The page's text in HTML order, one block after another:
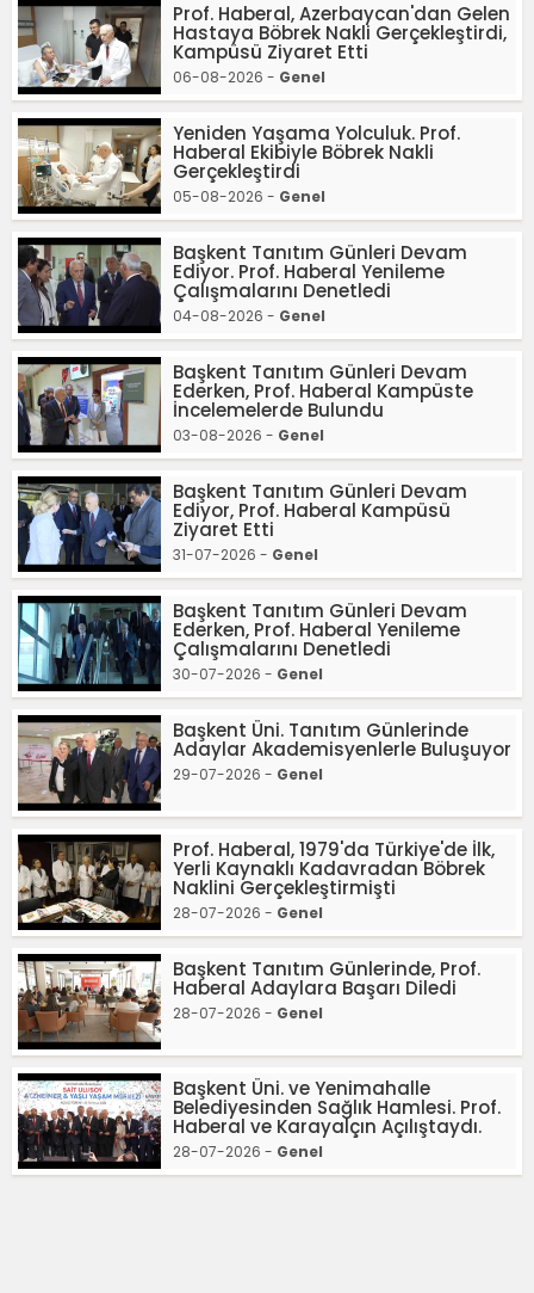
Prof. Haberal, Azerbaycan'dan Gelen
Hastaya Böbrek Nakli Gerçekleştirdi,
Kampüsü Ziyaret Etti
06-08-2026 - Genel
Yeniden Yaşama Yolculuk. Prof.
Haberal Ekibiyle Böbrek Nakli
Gerçekleştirdi
05-08-2026 - Genel
Başkent Tanıtım Günleri Devam
Ediyor. Prof. Haberal Yenileme
Çalışmalarını Denetledi
04-08-2026 - Genel
Başkent Tanıtım Günleri Devam
Ederken, Prof. Haberal Kampüste
İncelemelerde Bulundu
03-08-2026 - Genel
Başkent Tanıtım Günleri Devam
Ediyor, Prof. Haberal Kampüsü
Ziyaret Etti
31-07-2026 - Genel
Başkent Tanıtım Günleri Devam
Ederken, Prof. Haberal Yenileme
Çalışmalarını Denetledi
30-07-2026 - Genel
Başkent Üni. Tanıtım Günlerinde
Adaylar Akademisyenlerle Buluşuyor
29-07-2026 - Genel
Prof. Haberal, 1979'da Türkiye'de İlk,
Yerli Kaynaklı Kadavradan Böbrek
Naklini Gerçekleştirmişti
28-07-2026 - Genel
Başkent Tanıtım Günlerinde, Prof.
Haberal Adaylara Başarı Diledi
28-07-2026 - Genel
Başkent Üni. ve Yenimahalle
Belediyesinden Sağlık Hamlesi. Prof.
Haberal ve Karayalçın Açılıştaydı.
28-07-2026 - Genel